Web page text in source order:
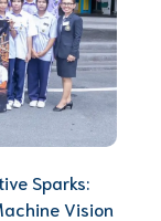
Sparks:
Vision